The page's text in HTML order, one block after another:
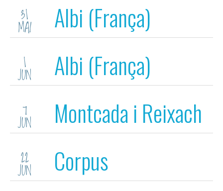
31
MAI Albi (França)
1
JUN Albi (França)
7
JUN Montcada i Reixach
22
JUN Corpus